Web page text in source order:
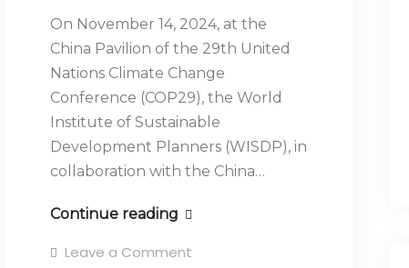
On November 14, 2024, at the
China Pavilion of the 29th United
Nations Climate Change
Conference (COP29), the World
Institute of Sustainable
Development Planners (WISDP), in
collaboration with the China…
Continue reading
Leave a Comment